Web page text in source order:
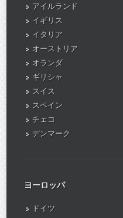
アイルランド
イギリス
イタリア
オーストリア
オランダ
ギリシャ
スイス
スペイン
チェコ
デンマーク
ヨーロッパ
ドイツ